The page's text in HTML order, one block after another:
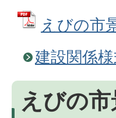
えびの市
建設関係
えびの